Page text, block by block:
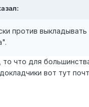
против
что для
вот тут